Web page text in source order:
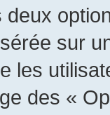
deux
sur
les
des «